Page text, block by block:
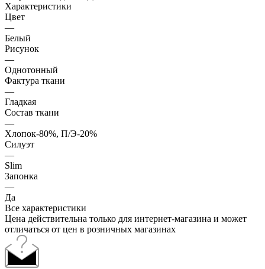
Характеристики
Цвет
—
Белый
Рисунок
—
Однотонный
Фактура ткани
—
Гладкая
Состав ткани
—
Хлопок-80%, П/Э-20%
Силуэт
—
Slim
Запонка
—
Да
Все характеристики
Цена действительна только для интернет-магазина и может
отличаться от цен в розничных магазинах